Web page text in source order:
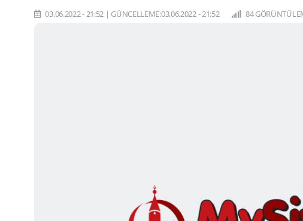
03.06.2022 - 21:52 | GÜNCELLEME:03.06.2022 - 21:52 84